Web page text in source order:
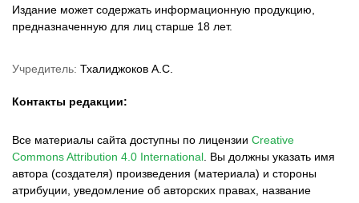
Издание может содержать информационную продукцию,
предназначенную для лиц старше 18 лет.
Учредитель: Тхалиджоков А.С.
Контакты редакции:
Все материалы сайта доступны по лицензии Creative
Commons Attribution 4.0 International. Вы должны указать имя
автора (создателя) произведения (материала) и стороны
атрибуции, уведомление об авторских правах, название